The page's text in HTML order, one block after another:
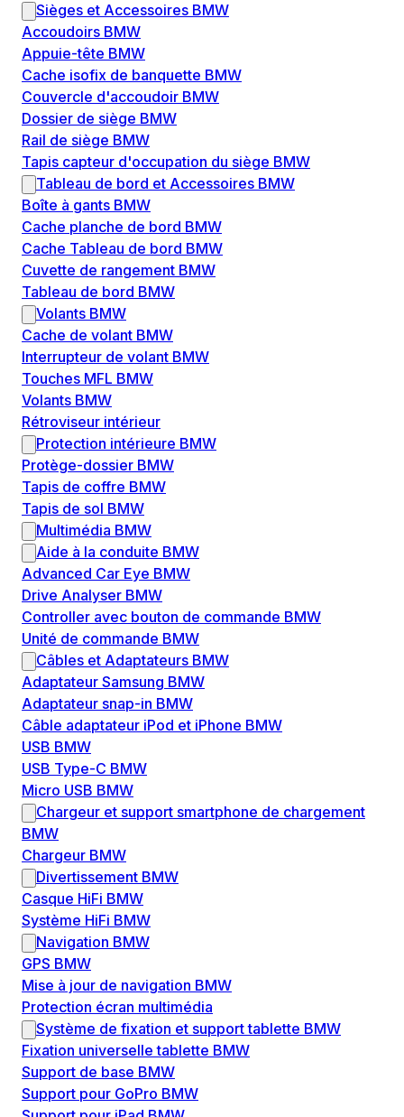
Sièges et Accessoires BMW
Accoudoirs BMW
Appuie-tête BMW
Cache isofix de banquette BMW
Couvercle d'accoudoir BMW
Dossier de siège BMW
Rail de siège BMW
Tapis capteur d'occupation du siège BMW
Tableau de bord et Accessoires BMW
Boîte à gants BMW
Cache planche de bord BMW
Cache Tableau de bord BMW
Cuvette de rangement BMW
Tableau de bord BMW
Volants BMW
Cache de volant BMW
Interrupteur de volant BMW
Touches MFL BMW
Volants BMW
Rétroviseur intérieur
Protection intérieure BMW
Protège-dossier BMW
Tapis de coffre BMW
Tapis de sol BMW
Multimédia BMW
Aide à la conduite BMW
Advanced Car Eye BMW
Drive Analyser BMW
Controller avec bouton de commande BMW
Unité de commande BMW
Câbles et Adaptateurs BMW
Adaptateur Samsung BMW
Adaptateur snap-in BMW
Câble adaptateur iPod et iPhone BMW
USB BMW
USB Type-C BMW
Micro USB BMW
Chargeur et support smartphone de chargement
BMW
Chargeur BMW
Divertissement BMW
Casque HiFi BMW
Système HiFi BMW
Navigation BMW
GPS BMW
Mise à jour de navigation BMW
Protection écran multimédia
Système de fixation et support tablette BMW
Fixation universelle tablette BMW
Support de base BMW
Support pour GoPro BMW